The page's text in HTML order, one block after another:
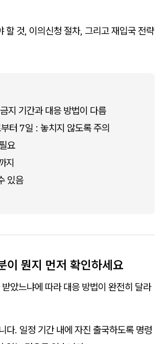
할 것, 이의신청 절차, 그리고 재입국 전략
지 기간과 대응 방법이 다름
터 7일 : 놓치지 않도록 주의
요
지
있음
뭔지 먼저 확인하세요
았느냐에 따라 대응 방법이 완전히 달라
다. 일정 기간 내에 자진 출국하도록 명령